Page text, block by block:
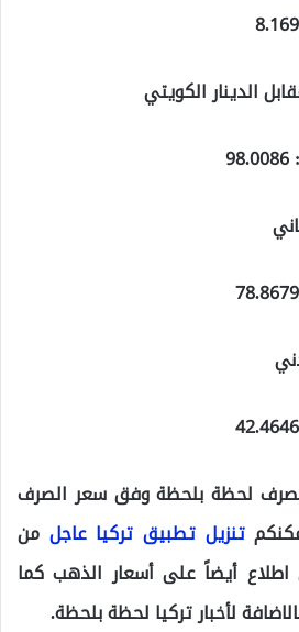
الدينار الكويتي
لحظة بلحظة وفق سعر الصرف
تنزيل تطبيق تركيا عاجل من
أيضاً على أسعار الذهب كما
لأخبار تركيا لحظة بلحظة.